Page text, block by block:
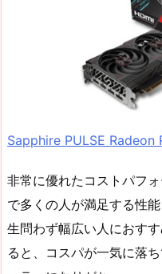
Sapphire PULSE Radeon
非常に優れたコストパフ
で多くの人が満足する性
生問わず幅広い人におす
ると、コスパが一気に落